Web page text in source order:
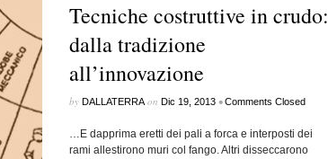
Tecniche costruttive in crudo:
dalla tradizione
all’innovazione
by DALLATERRAon Dic 19, 2013 •Comments Closed
…E dapprima eretti dei pali a forca e interposti dei
rami allestirono muri col fango. Altri disseccarono